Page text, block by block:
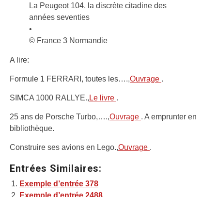
La Peugeot 104, la discrète citadine des
années seventies
•
© France 3 Normandie
A lire:
Formule 1 FERRARI, toutes les….,Ouvrage .
SIMCA 1000 RALLYE.,Le livre .
25 ans de Porsche Turbo,….,Ouvrage . A emprunter en
bibliothèque.
Construire ses avions en Lego.,Ouvrage .
Entrées Similaires:
Exemple d’entrée 378